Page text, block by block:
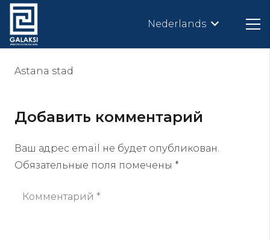
Nederlands
Astana stad
Добавить комментарий
Ваш адрес email не будет опубликован.
Обязательные поля помечены *